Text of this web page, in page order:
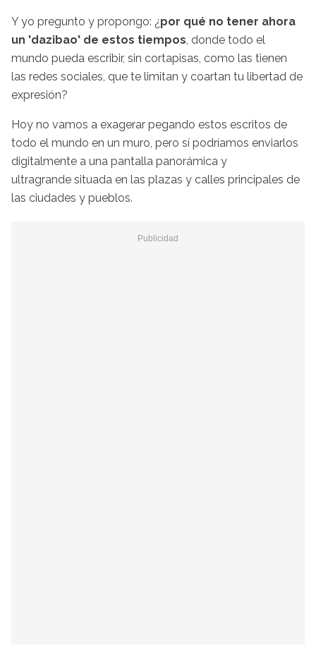
Y yo pregunto y propongo: ¿por qué no tener ahora
un 'dazibao' de estos tiempos, donde todo el
mundo pueda escribir, sin cortapisas, como las tienen
las redes sociales, que te limitan y coartan tu libertad de
expresión?
Hoy no vamos a exagerar pegando estos escritos de
todo el mundo en un muro, pero sí podríamos enviarlos
digitalmente a una pantalla panorámica y
ultragrande situada en las plazas y calles principales de
las ciudades y pueblos.